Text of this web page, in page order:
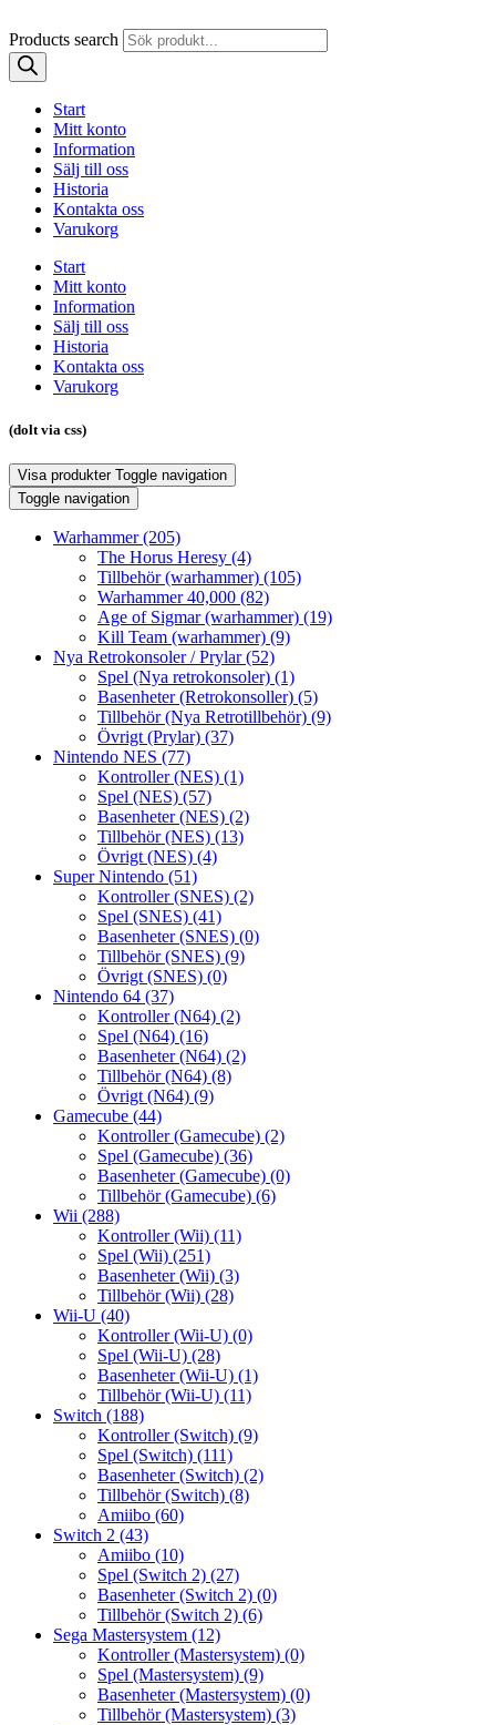
Products search
Start
Mitt konto
Information
Sälj till oss
Historia
Kontakta oss
Varukorg
Start
Mitt konto
Information
Sälj till oss
Historia
Kontakta oss
Varukorg
(dolt via css)
Visa produkter Toggle navigation
Toggle navigation
Warhammer(205)
The Horus Heresy (4)
Tillbehör (warhammer) (105)
Warhammer 40,000 (82)
Age of Sigmar (warhammer) (19)
Kill Team (warhammer) (9)
Nya Retrokonsoler / Prylar(52)
Spel (Nya retrokonsoler) (1)
Basenheter (Retrokonsoller) (5)
Tillbehör (Nya Retrotillbehör) (9)
Övrigt (Prylar) (37)
Nintendo NES (77)
Kontroller (NES) (1)
Spel (NES) (57)
Basenheter (NES) (2)
Tillbehör (NES) (13)
Övrigt (NES) (4)
Super Nintendo (51)
Kontroller (SNES) (2)
Spel (SNES) (41)
Basenheter (SNES) (0)
Tillbehör (SNES) (9)
Övrigt (SNES) (0)
Nintendo 64 (37)
Kontroller (N64) (2)
Spel (N64) (16)
Basenheter (N64) (2)
Tillbehör (N64) (8)
Övrigt (N64) (9)
Gamecube (44)
Kontroller (Gamecube) (2)
Spel (Gamecube) (36)
Basenheter (Gamecube) (0)
Tillbehör (Gamecube) (6)
Wii (288)
Kontroller (Wii) (11)
Spel (Wii) (251)
Basenheter (Wii) (3)
Tillbehör (Wii) (28)
Wii-U (40)
Kontroller (Wii-U) (0)
Spel (Wii-U) (28)
Basenheter (Wii-U) (1)
Tillbehör (Wii-U) (11)
Switch (188)
Kontroller (Switch) (9)
Spel (Switch) (111)
Basenheter (Switch) (2)
Tillbehör (Switch) (8)
Amiibo (60)
Switch 2 (43)
Amiibo (10)
Spel (Switch 2) (27)
Basenheter (Switch 2) (0)
Tillbehör (Switch 2) (6)
Sega Mastersystem (12)
Kontroller (Mastersystem) (0)
Spel (Mastersystem) (9)
Basenheter (Mastersystem) (0)
Tillbehör (Mastersystem) (3)